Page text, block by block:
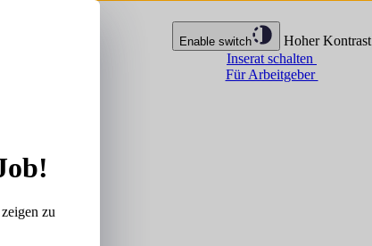
Enable switch
Hoher Kontrast
Inserat schalten
Für Arbeitgeber
zu